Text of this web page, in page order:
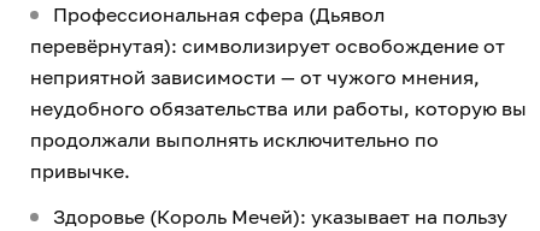
Профессиональная сфера (Дьявол
перевёрнутая): символизирует освобождение от
неприятной зависимости — от чужого мнения,
неудобного обязательства или работы, которую вы
продолжали выполнять исключительно по
привычке.
Здоровье (Король Мечей): указывает на пользу